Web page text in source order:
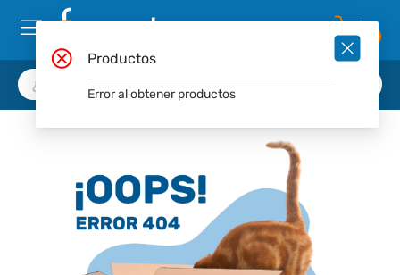
Productos
Error al obtener productos